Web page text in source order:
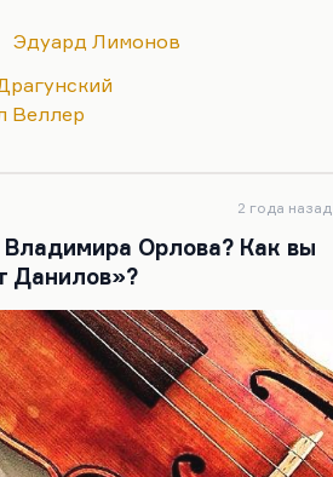
великий писатель,
всего три), когда
воплотился в детях. Это
– Эдвард и Олег.
Эдуард Лимонов
Веллер
2 года назад
Орлова? Как вы
Данилов»?